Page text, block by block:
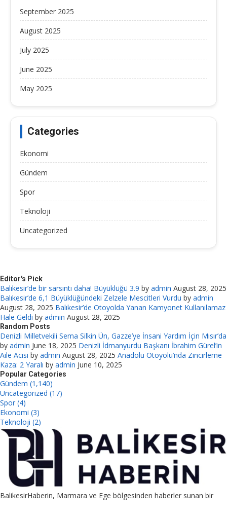
September 2025
August 2025
July 2025
June 2025
May 2025
Categories
Ekonomi
Gündem
Spor
Teknoloji
Uncategorized
Editor's Pick
Balıkesir’de bir sarsıntı daha! Büyüklüğü 3.9 by admin August 28, 2025
Balıkesir’de 6,1 Büyüklüğündeki Zelzele Mescitleri Vurdu by admin
August 28, 2025 Balıkesir’de Otoyolda Yanan Kamyonet Kullanılamaz
Hale Geldi by admin August 28, 2025
Random Posts
Denizli Milletvekili Sema Silkin Ün, Gazze’ye İnsani Yardım İçin Mısır’da
by admin June 18, 2025 Denizli İdmanyurdu Başkanı İbrahim Gürel’in
Aile Acısı by admin August 28, 2025 Anadolu Otoyolu’nda Zincirleme
Kaza: 2 Yaralı by admin June 10, 2025
Popular Categories
Gündem (1,140)
Uncategorized (17)
Spor (4)
Ekonomi (3)
Teknoloji (2)
BalikesirHaberin, Marmara ve Ege bölgesinden haberler sunan bir